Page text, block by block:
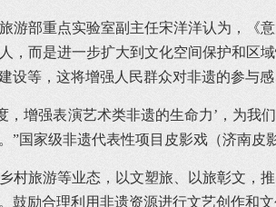
游部重点实验室副主任宋洋洋认为，《
而是进一步扩大到文化空间保护和区
等，这将增强人民群众对非遗的参与感
增强表演艺术类非遗的生命力’，为我
国家级非遗代表性项目皮影戏（济南皮
村旅游等业态，以文塑旅、以旅彰文，
励合理利用非遗资源进行文艺创作和文